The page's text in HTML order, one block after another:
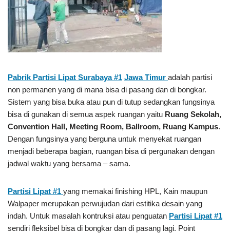
Pabrik Partisi Lipat Surabaya #1 Jawa Timur adalah partisi
non permanen yang di mana bisa di pasang dan di bongkar.
Sistem yang bisa buka atau pun di tutup sedangkan fungsinya
bisa di gunakan di semua aspek ruangan yaitu Ruang Sekolah,
Convention Hall, Meeting Room, Ballroom, Ruang Kampus.
Dengan fungsinya yang berguna untuk menyekat ruangan
menjadi beberapa bagian, ruangan bisa di pergunakan dengan
jadwal waktu yang bersama – sama.
Partisi Lipat #1 yang memakai finishing HPL, Kain maupun
Walpaper merupakan perwujudan dari estitika desain yang
indah. Untuk masalah kontruksi atau penguatan Partisi Lipat #1
sendiri fleksibel bisa di bongkar dan di pasang lagi. Point